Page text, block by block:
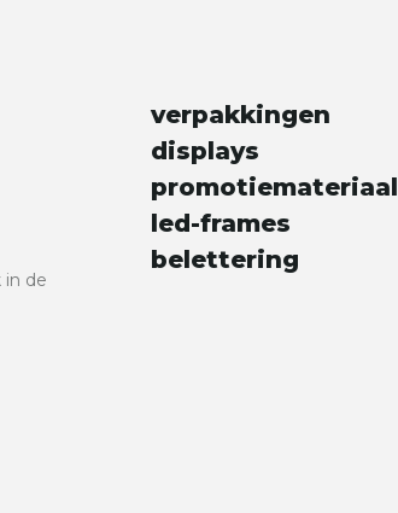
in de
verpakkingen
displays
promotiemateriaal
led-frames
belettering